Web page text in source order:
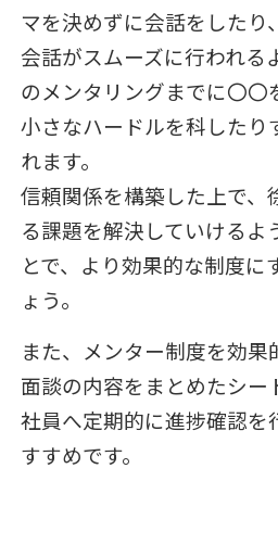
マを決めずに会話をしたり、
会話がスムーズに行われる
のメンタリングまでに〇〇
小さなハードルを科したり
れます。
信頼関係を構築した上で、
る課題を解決していけるよ
とで、より効果的な制度に
ょう。
また、メンター制度を効
面談の内容をまとめたシー
社員へ定期的に進捗確認を
すすめです。